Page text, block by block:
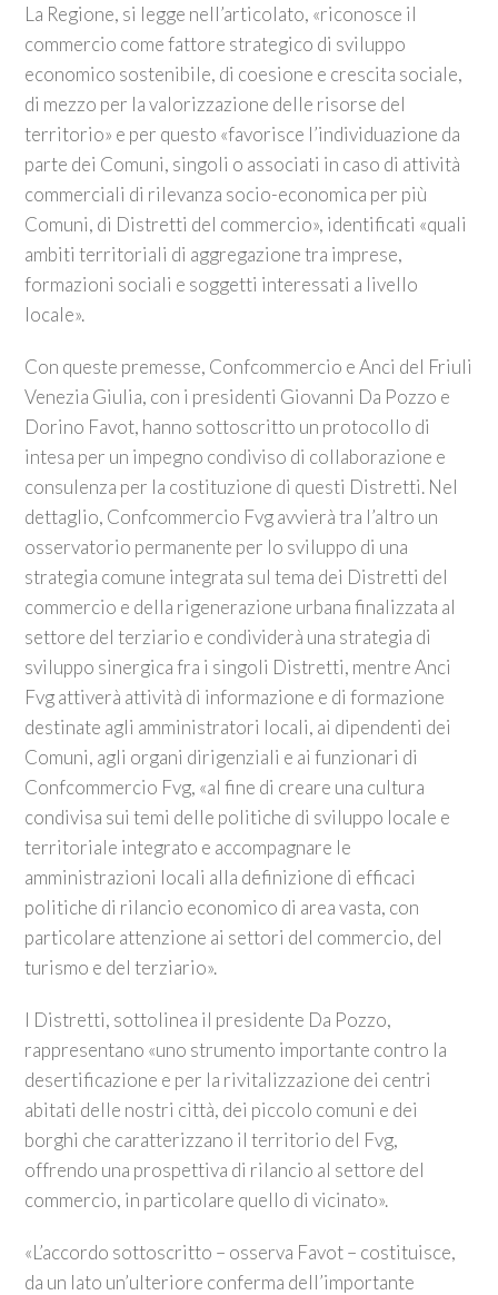
La Regione, si legge nell’articolato, «riconosce il
commercio come fattore strategico di sviluppo
economico sostenibile, di coesione e crescita sociale,
di mezzo per la valorizzazione delle risorse del
territorio» e per questo «favorisce l’individuazione da
parte dei Comuni, singoli o associati in caso di attività
commerciali di rilevanza socio-economica per più
Comuni, di Distretti del commercio», identificati «quali
ambiti territoriali di aggregazione tra imprese,
formazioni sociali e soggetti interessati a livello
locale».
Con queste premesse, Confcommercio e Anci del Friuli
Venezia Giulia, con i presidenti Giovanni Da Pozzo e
Dorino Favot, hanno sottoscritto un protocollo di
intesa per un impegno condiviso di collaborazione e
consulenza per la costituzione di questi Distretti. Nel
dettaglio, Confcommercio Fvg avvierà tra l’altro un
osservatorio permanente per lo sviluppo di una
strategia comune integrata sul tema dei Distretti del
commercio e della rigenerazione urbana finalizzata al
settore del terziario e condividerà una strategia di
sviluppo sinergica fra i singoli Distretti, mentre Anci
Fvg attiverà attività di informazione e di formazione
destinate agli amministratori locali, ai dipendenti dei
Comuni, agli organi dirigenziali e ai funzionari di
Confcommercio Fvg, «al fine di creare una cultura
condivisa sui temi delle politiche di sviluppo locale e
territoriale integrato e accompagnare le
amministrazioni locali alla definizione di efficaci
politiche di rilancio economico di area vasta, con
particolare attenzione ai settori del commercio, del
turismo e del terziario».
I Distretti, sottolinea il presidente Da Pozzo,
rappresentano «uno strumento importante contro la
desertificazione e per la rivitalizzazione dei centri
abitati delle nostri città, dei piccolo comuni e dei
borghi che caratterizzano il territorio del Fvg,
offrendo una prospettiva di rilancio al settore del
commercio, in particolare quello di vicinato».
«L’accordo sottoscritto – osserva Favot – costituisce,
da un lato un’ulteriore conferma dell’importante